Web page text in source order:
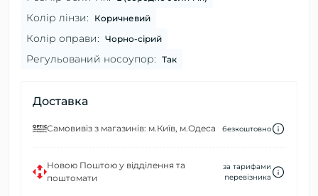
Колір лінзи: Коричневий
Колір оправи: Чорно-сірий
Регульований носоупор: Так
Доставка
Самовивіз з магазинів: м.Київ, м.Одеса безкоштовно
Новою Поштою у відділення та
поштомати
за тарифами
перевізника